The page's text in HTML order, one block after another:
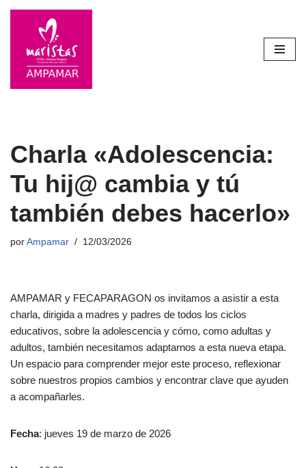
contenido
Charla «Adolescencia:
Tu hij@ cambia y tú
también debes hacerlo»
por Ampamar 12/03/2026
AMPAMAR y FECAPARAGON os invitamos a asistir a esta
charla, dirigida a madres y padres de todos los ciclos
educativos, sobre la adolescencia y cómo, como adultas y
adultos, también necesitamos adaptarnos a esta nueva etapa.
Un espacio para comprender mejor este proceso, reflexionar
sobre nuestros propios cambios y encontrar clave que ayuden
a acompañarles.
Fecha: jueves 19 de marzo de 2026